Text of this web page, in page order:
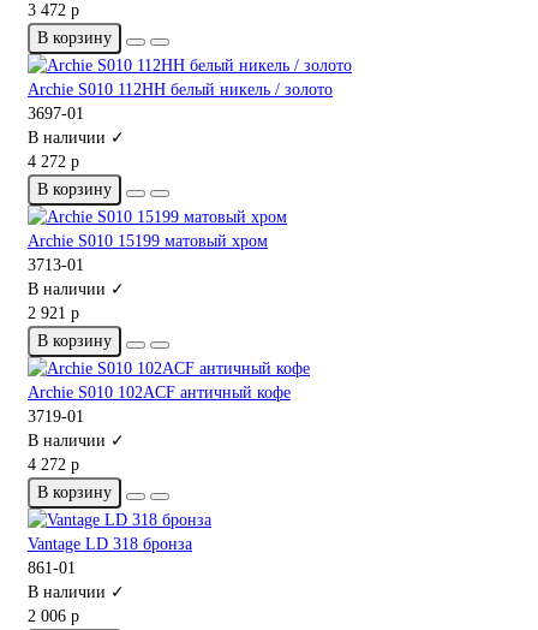
3 472 р
В корзину
Archie S010 112HH белый никель / золото
3697-01
В наличии ✓
4 272 р
В корзину
Archie S010 15199 матовый хром
3713-01
В наличии ✓
2 921 р
В корзину
Archie S010 102ACF античный кофе
3719-01
В наличии ✓
4 272 р
В корзину
Vantage LD 318 бронза
861-01
В наличии ✓
2 006 р